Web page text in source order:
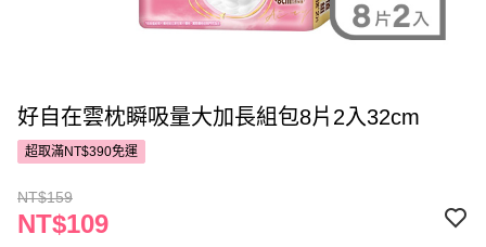
好自在雲枕瞬吸量大加長組包8片2入32cm
超取滿NT$390免運
NT$159
NT$109